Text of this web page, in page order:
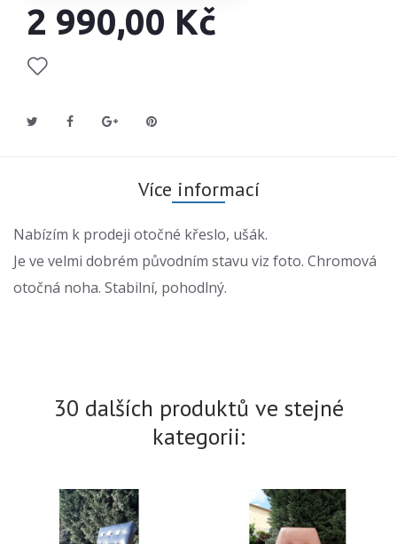
2 990,00 Kč
Více informací
Nabízím k prodeji otočné křeslo, ušák.
Je ve velmi dobrém původním stavu viz foto. Chromová
otočná noha. Stabilní, pohodlný.
30 dalších produktů ve stejné
kategorii: